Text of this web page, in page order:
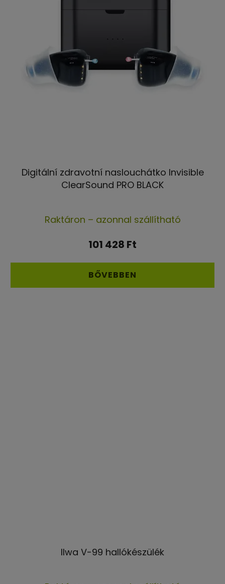
Digitální zdravotní naslouchátko Invisible
ClearSound PRO BLACK
termék
átlagos
5-
ből
Raktáron – azonnal szállítható
101 428 Ft
BŐVEBBEN
Ilwa V-99 hallókészülék